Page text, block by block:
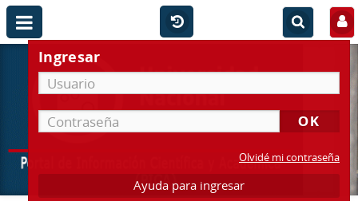
Ingresar
Olvidé mi contraseña
Ayuda para ingresar